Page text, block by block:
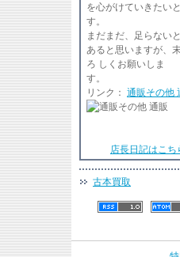
を心がけていきたい
まだまだ、足らない
あると思いますが、
ろ しくお願いしま
リンク： 通販その他
店長日記はこち
古本買取